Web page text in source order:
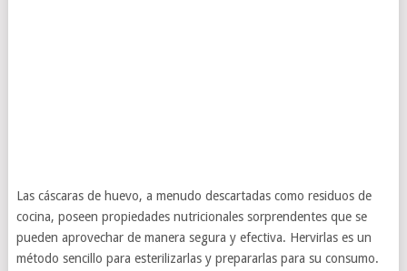
Las cáscaras de huevo, a menudo descartadas como residuos de
cocina, poseen propiedades nutricionales sorprendentes que se
pueden aprovechar de manera segura y efectiva. Hervirlas es un
método sencillo para esterilizarlas y prepararlas para su consumo.